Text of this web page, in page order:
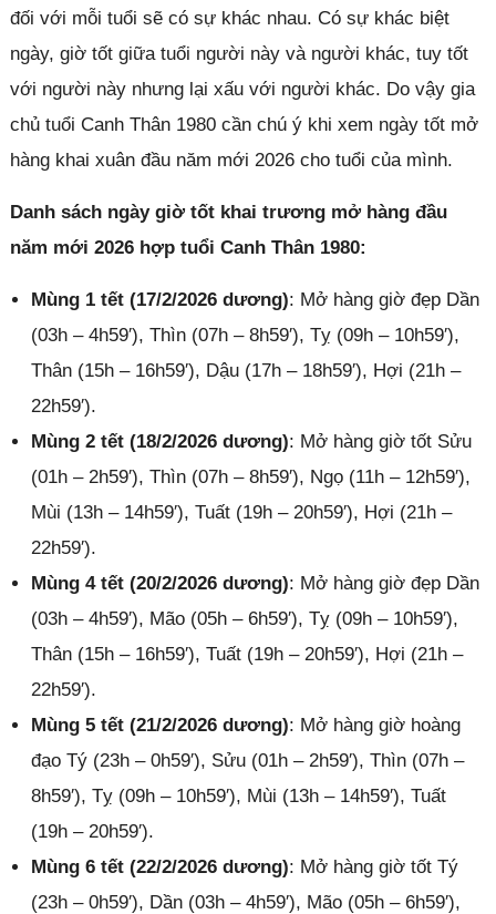
đối với mỗi tuổi sẽ có sự khác nhau. Có sự khác biệt
ngày, giờ tốt giữa tuổi người này và người khác, tuy tốt
với người này nhưng lại xấu với người khác. Do vậy gia
chủ tuổi Canh Thân 1980 cần chú ý khi xem ngày tốt mở
hàng khai xuân đầu năm mới 2026 cho tuổi của mình.
Danh sách ngày giờ tốt khai trương mở hàng đầu
năm mới 2026 hợp tuổi Canh Thân 1980:
Mùng 1 tết (17/2/2026 dương): Mở hàng giờ đẹp Dần
(03h – 4h59′), Thìn (07h – 8h59′), Tỵ (09h – 10h59′),
Thân (15h – 16h59′), Dậu (17h – 18h59′), Hợi (21h –
22h59′).
Mùng 2 tết (18/2/2026 dương): Mở hàng giờ tốt Sửu
(01h – 2h59′), Thìn (07h – 8h59′), Ngọ (11h – 12h59′),
Mùi (13h – 14h59′), Tuất (19h – 20h59′), Hợi (21h –
22h59′).
Mùng 4 tết (20/2/2026 dương): Mở hàng giờ đẹp Dần
(03h – 4h59′), Mão (05h – 6h59′), Tỵ (09h – 10h59′),
Thân (15h – 16h59′), Tuất (19h – 20h59′), Hợi (21h –
22h59′).
Mùng 5 tết (21/2/2026 dương): Mở hàng giờ hoàng
đạo Tý (23h – 0h59′), Sửu (01h – 2h59′), Thìn (07h –
8h59′), Tỵ (09h – 10h59′), Mùi (13h – 14h59′), Tuất
(19h – 20h59′).
Mùng 6 tết (22/2/2026 dương): Mở hàng giờ tốt Tý
(23h – 0h59′), Dần (03h – 4h59′), Mão (05h – 6h59′),